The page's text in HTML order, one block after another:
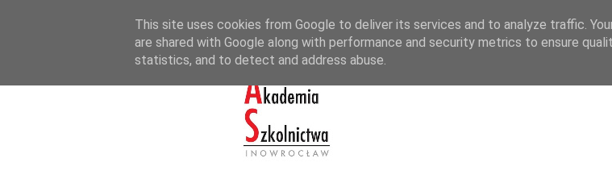
This site uses cookies from Google to deliver its services and to analyze traffic.
are shared with Google along with performance and security metrics to ensure
statistics, and to detect and address abuse.